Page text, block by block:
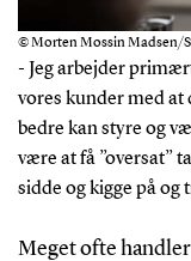
© Morten Mossin Madsen/
- Jeg arbejder
vores kunder med at
bedre kan styre og
være at få ”oversat”
sidde og kigge på
Meget ofte